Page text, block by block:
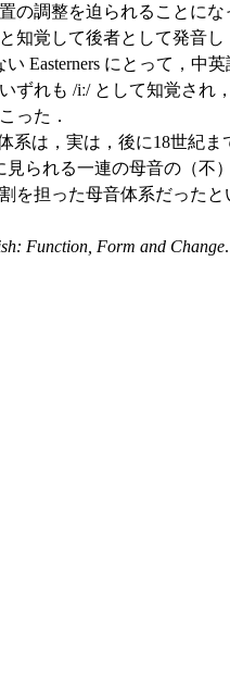
の調整を迫られることにな
知覚して後者として発音し
Easterners にとって，中英
ずれも /iː/ として知覚され
った．
系は，実は，後に18世紀ま
見られる一連の母音の（不
を担った母音体系だったと
Function, Form and Change